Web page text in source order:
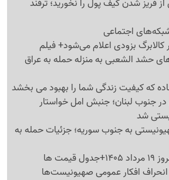
فریز شدن کیف پول را نخورید؛ ترفند
اجتماعی
کالابرگ بزودی اعلام می‌شود+ فیلم
حشد الشعبی به منزله حمله به عراق
جنوب لبنان؛ جنبش امل خواستار
شد
به جنوب سوریه؛ جزئیات حمله به
ها
افکار عمومی صهیونیست‌ها